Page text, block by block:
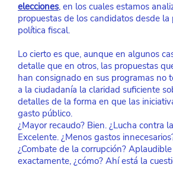
elecciones, en los cuales estamos
propuestas de los candidatos desde la
política fiscal.
Lo cierto es que, aunque en algunos
detalle que en otros, las propuestas
han consignado en sus programas no
a la ciudadanía la claridad suficiente
detalles de la forma en que las
gasto público.
¿Mayor recaudo? Bien. ¿Lucha contra
Excelente. ¿Menos gastos
¿Combate de la corrupción?
exactamente, ¿cómo? Ahí está la